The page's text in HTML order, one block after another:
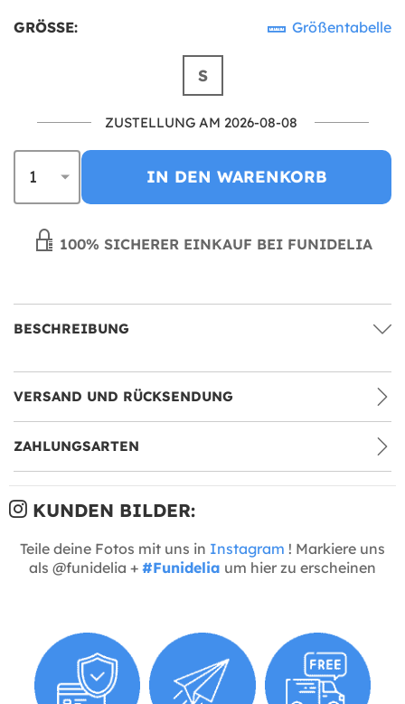
GRÖSSE: Größentabelle
S
ZUSTELLUNG AM 2026-08-08
IN DEN WARENKORB
100% SICHERER EINKAUF BEI FUNIDELIA
BESCHREIBUNG
VERSAND UND RÜCKSENDUNG
ZAHLUNGSARTEN
KUNDEN BILDER:
Teile deine Fotos mit uns in Instagram ! Markiere uns
als @funidelia + #Funidelia um hier zu erscheinen